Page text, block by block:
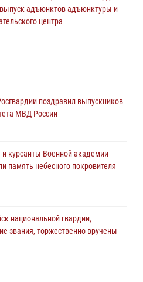
адъюнктов адъюнктуры и
центра
поздравил выпускников
МВД России
курсанты Военной академии
память небесного покровителя
национальной гвардии,
звания, торжественно вручены